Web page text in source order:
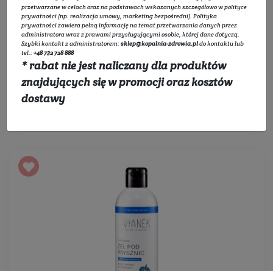
Rozwiń listę
Filtruj
przetwarzane w celach oraz na podstawach wskazanych szczegółowo wpolityce
prywatności (np. realizacja umowy, marketing bezpośredni). Polityka
prywatnościzawiera pełną informację na temat przetwarzania danych przez
administratora wraz z prawami przysługującymi osobie, której dane dotyczą.
Szybki kontakt z administratorem:sklep@kopalnia-zdrowia.pldo kontaktu lub
tel.:+48 732 728 888
* rabat nie jest naliczany dla produktów
znajdujących się w promocji oraz kosztów
dostawy